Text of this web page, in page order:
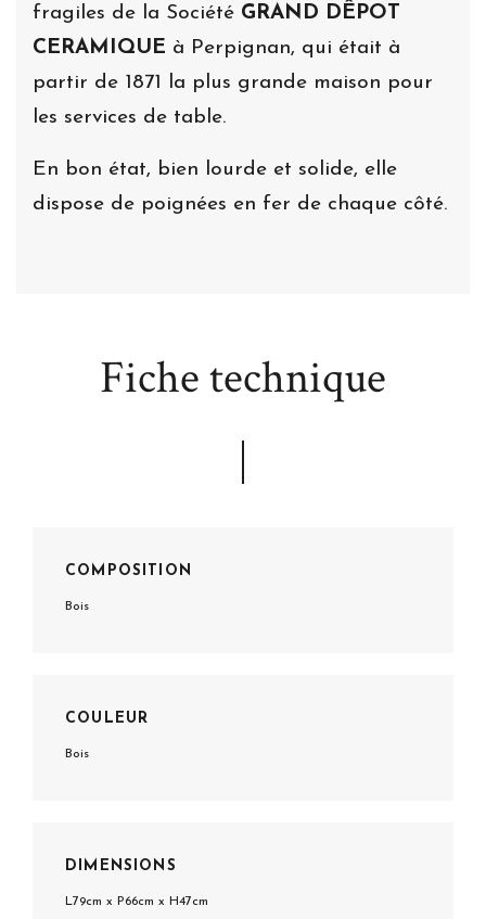
fragiles de la Société GRAND DÊPOT
CERAMIQUE à Perpignan, qui était à
partir de 1871 la plus grande maison pour
les services de table.
En bon état, bien lourde et solide, elle
dispose de poignées en fer de chaque côté.
Fiche technique
COMPOSITION
Bois
COULEUR
Bois
DIMENSIONS
L79cm x P66cm x H47cm